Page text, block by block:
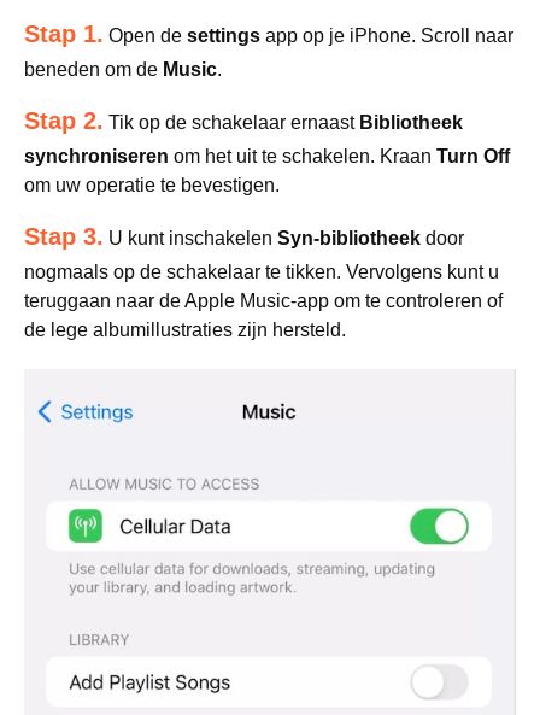
Stap 1. Open de settings app op je iPhone. Scroll naar
beneden om de Music.
Stap 2. Tik op de schakelaar ernaast Bibliotheek
synchroniseren om het uit te schakelen. Kraan Turn Off
om uw operatie te bevestigen.
Stap 3. U kunt inschakelen Syn-bibliotheek door
nogmaals op de schakelaar te tikken. Vervolgens kunt u
teruggaan naar de Apple Music-app om te controleren of
de lege albumillustraties zijn hersteld.